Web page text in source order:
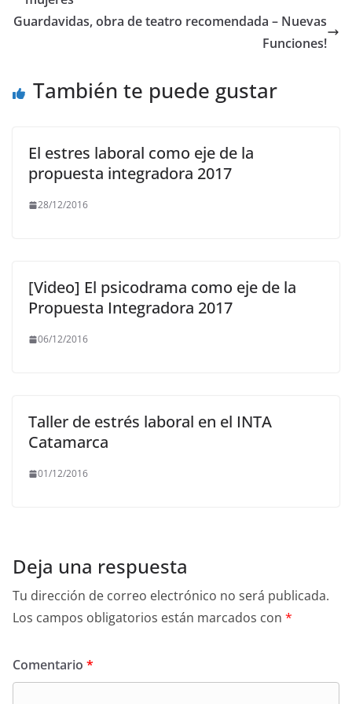
o p k
Guardavidas, obra de teatro recomendada – Nuevas
Funciones!
También te puede gustar
El estres laboral como eje de la
propuesta integradora 2017
28/12/2016
[Video] El psicodrama como eje de la
Propuesta Integradora 2017
06/12/2016
Taller de estrés laboral en el INTA
Catamarca
01/12/2016
Deja una respuesta
Tu dirección de correo electrónico no será publicada.
Los campos obligatorios están marcados con *
Comentario *